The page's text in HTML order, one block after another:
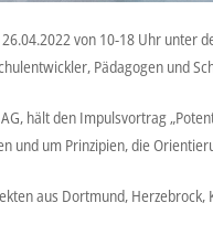
von 10-18 Uhr
Pädagogen und
hält den Impulsvortrag
und um Prinzipien, die
aus Dortmund, Herzebrock,